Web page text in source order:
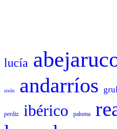
lucía
sisón andarríos
perdiz ibérico paloma